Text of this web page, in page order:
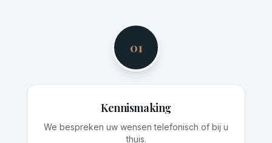
01
Kennismaking
We bespreken uw wensen telefonisch of bij u
thuis.